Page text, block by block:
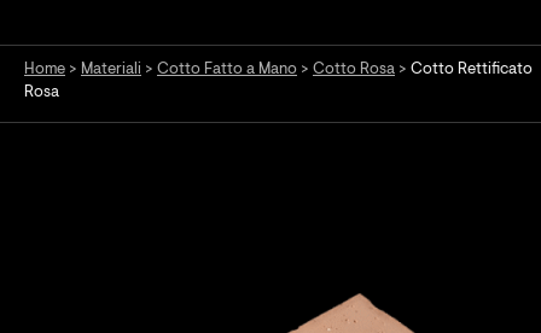
Home > Materiali > Cotto Fatto a Mano > Cotto Rosa > Cotto Rettificato
Rosa